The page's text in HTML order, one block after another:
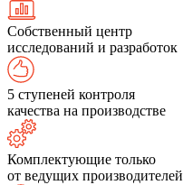
Собственный центр
исследований и разработок
5 ступеней контроля
качества на производстве
Комплектующие только
от ведущих производителей